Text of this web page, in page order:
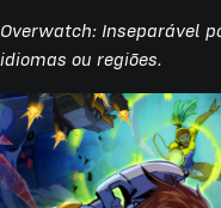
Overwatch: Inseparável
idiomas ou regiões.